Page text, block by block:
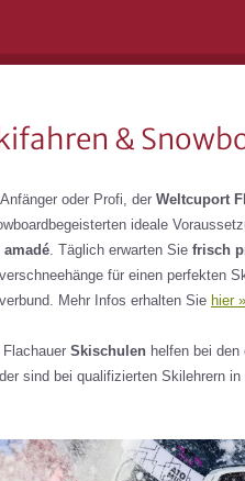
&
oder Profi, der Weltcuport
ideale
amadé. Täglich erwarten Sie frisch
für einen perfekten
Mehr Infos erhalten Sie hier »
Flachauer Skischulen helfen bei
sind bei qualifizierten Skilehrern